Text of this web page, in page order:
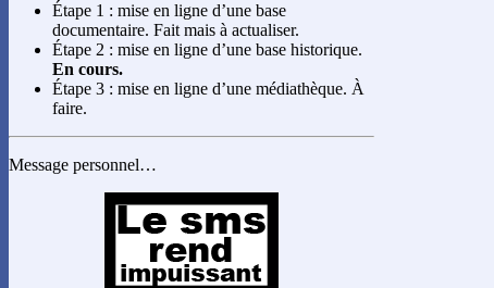
Étape 1 : mise en ligne d’une base
documentaire. Fait mais à actualiser.
Étape 2 : mise en ligne d’une base historique.
En cours.
Étape 3 : mise en ligne d’une médiathèque. À
faire.
Message personnel…